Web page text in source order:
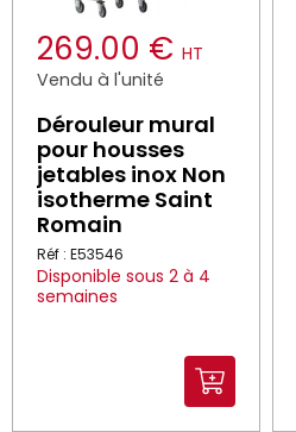
269.00 € HT
Vendu à l'unité
Dérouleur mural
pour housses
jetables inox Non
isotherme Saint
Romain
Réf : E53546
Disponible sous 2 à 4
semaines